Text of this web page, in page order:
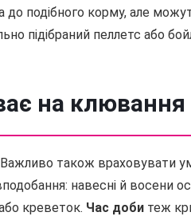
до подібного корму, але
підібраний пеллетс або
на клювання
також враховувати
навесні й восени
креветок. Час доби теж